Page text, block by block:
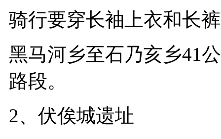
骑行要穿长袖上衣和长
黑马河乡至石乃亥乡41
路段。
2、伏俟城遗址